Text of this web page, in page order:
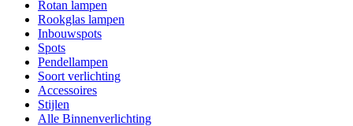
Rotan lampen
Rookglas lampen
Inbouwspots
Spots
Pendellampen
Soort verlichting
Accessoires
Stijlen
Alle Binnenverlichting